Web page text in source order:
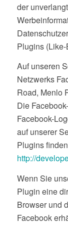
der
Plugins (Like-
Auf unseren
Netzwerks
Road, Menlo
Die
Facebook-
auf unserer
Plugins
http://
Wenn Sie
Plugin eine
Browser und
Facebook